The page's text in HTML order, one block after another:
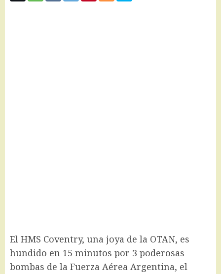
El HMS Coventry, una joya de la OTAN, es
hundido en 15 minutos por 3 poderosas
bombas de la Fuerza Aérea Argentina, el